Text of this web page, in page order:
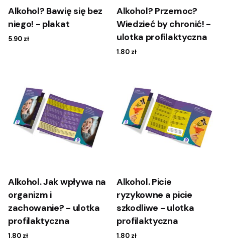
Alkohol? Bawię się bez
niego! - plakat
5.90 zł
Alkohol? Przemoc?
Wiedzieć by chronić! -
ulotka profilaktyczna
1.80 zł
Alkohol. Jak wpływa na
organizm i
zachowanie? - ulotka
profilaktyczna
1.80 zł
Alkohol. Picie
ryzykowne a picie
szkodliwe - ulotka
profilaktyczna
1.80 zł